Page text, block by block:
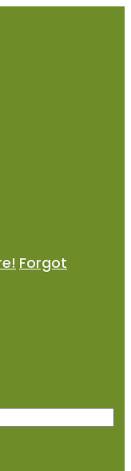
Forgot